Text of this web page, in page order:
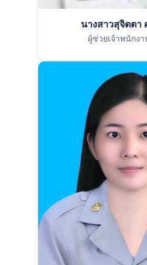
นางสาวสุจิตตา
ผู้ช่วยเจ้าพนักง